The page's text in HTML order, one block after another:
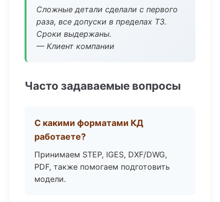
Сложные детали сделали с первого
раза, все допуски в пределах ТЗ.
Сроки выдержаны.
— Клиент компании
Часто задаваемые вопросы
С какими форматами КД
работаете?
Принимаем STEP, IGES, DXF/DWG,
PDF, также помогаем подготовить
модели.